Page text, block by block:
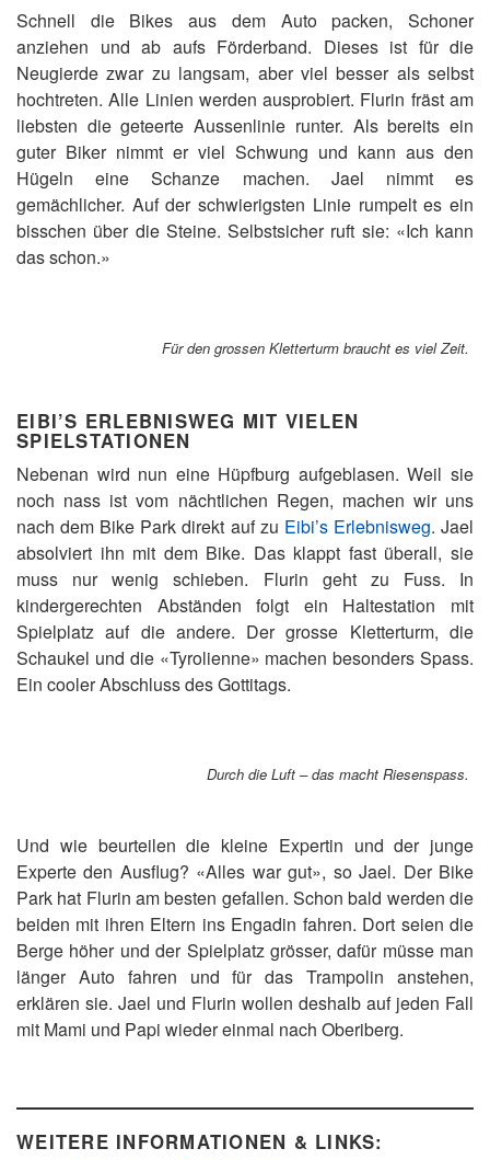
Schnell die Bikes aus dem Auto packen, Schoner
anziehen und ab aufs Förderband. Dieses ist für die
Neugierde zwar zu langsam, aber viel besser als selbst
hochtreten. Alle Linien werden ausprobiert. Flurin fräst am
liebsten die geteerte Aussenlinie runter. Als bereits ein
guter Biker nimmt er viel Schwung und kann aus den
Hügeln eine Schanze machen. Jael nimmt es
gemächlicher. Auf der schwierigsten Linie rumpelt es ein
bisschen über die Steine. Selbstsicher ruft sie: «Ich kann
das schon.»
Für den grossen Kletterturm braucht es viel Zeit.
EIBI’S ERLEBNISWEG MIT VIELEN
SPIELSTATIONEN
Nebenan wird nun eine Hüpfburg aufgeblasen. Weil sie
noch nass ist vom nächtlichen Regen, machen wir uns
nach dem Bike Park direkt auf zu Eibi’s Erlebnisweg. Jael
absolviert ihn mit dem Bike. Das klappt fast überall, sie
muss nur wenig schieben. Flurin geht zu Fuss. In
kindergerechten Abständen folgt ein Haltestation mit
Spielplatz auf die andere. Der grosse Kletterturm, die
Schaukel und die «Tyrolienne» machen besonders Spass.
Ein cooler Abschluss des Gottitags.
Durch die Luft – das macht Riesenspass.
Und wie beurteilen die kleine Expertin und der junge
Experte den Ausflug? «Alles war gut», so Jael. Der Bike
Park hat Flurin am besten gefallen. Schon bald werden die
beiden mit ihren Eltern ins Engadin fahren. Dort seien die
Berge höher und der Spielplatz grösser, dafür müsse man
länger Auto fahren und für das Trampolin anstehen,
erklären sie. Jael und Flurin wollen deshalb auf jeden Fall
mit Mami und Papi wieder einmal nach Oberiberg.
WEITERE INFORMATIONEN & LINKS: